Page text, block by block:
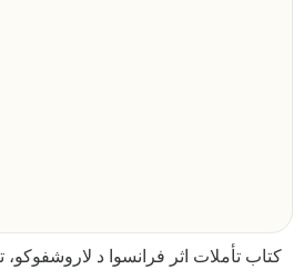
کتاب تأملات اثر فرانسوا د